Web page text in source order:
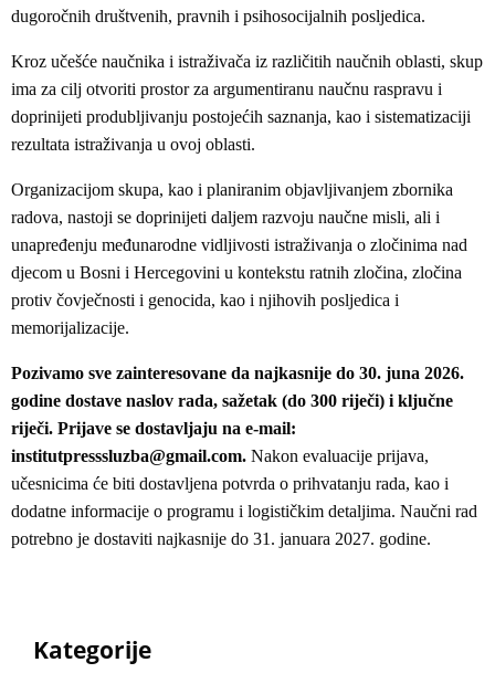
dugoročnih društvenih, pravnih i psihosocijalnih posljedica.
Kroz učešće naučnika i istraživača iz različitih naučnih oblasti, skup
ima za cilj otvoriti prostor za argumentiranu naučnu raspravu i
doprinijeti produbljivanju postojećih saznanja, kao i sistematizaciji
rezultata istraživanja u ovoj oblasti.
Organizacijom skupa, kao i planiranim objavljivanjem zbornika
radova, nastoji se doprinijeti daljem razvoju naučne misli, ali i
unapređenju međunarodne vidljivosti istraživanja o zločinima nad
djecom u Bosni i Hercegovini u kontekstu ratnih zločina, zločina
protiv čovječnosti i genocida, kao i njihovih posljedica i
memorijalizacije.
Pozivamo sve zainteresovane da najkasnije do 30. juna 2026.
godine dostave naslov rada, sažetak (do 300 riječi) i ključne
riječi. Prijave se dostavljaju na e-mail:
institutpresssluzba@gmail.com. Nakon evaluacije prijava,
učesnicima će biti dostavljena potvrda o prihvatanju rada, kao i
dodatne informacije o programu i logističkim detaljima. Naučni rad
potrebno je dostaviti najkasnije do 31. januara 2027. godine.
Kategorije